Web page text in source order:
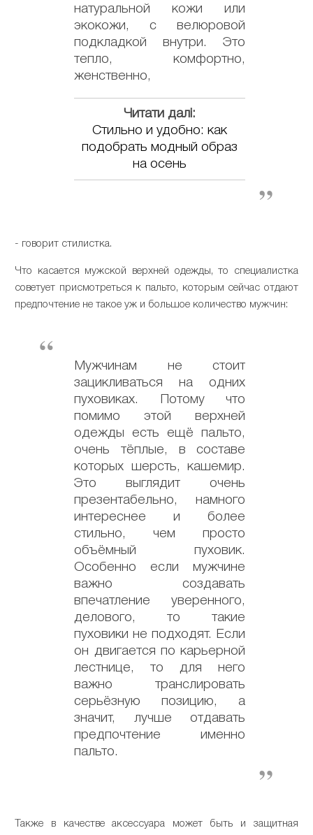
натуральной кожи или
экокожи, с велюровой
подкладкой внутри. Это
тепло, комфортно,
женственно,
Читати далі:
Стильно и удобно: как
подобрать модный образ
на осень
- говорит стилистка.
Что касается мужской верхней одежды, то специалистка
советует присмотреться к пальто, которым сейчас отдают
предпочтение не такое уж и большое количество мужчин:
Мужчинам не стоит
зацикливаться на одних
пуховиках. Потому что
помимо этой верхней
одежды есть ещё пальто,
очень тёплые, в составе
которых шерсть, кашемир.
Это выглядит очень
презентабельно, намного
интереснее и более
стильно, чем просто
объёмный пуховик.
Особенно если мужчине
важно создавать
впечатление уверенного,
делового, то такие
пуховики не подходят. Если
он двигается по карьерной
лестнице, то для него
важно транслировать
серьёзную позицию, а
значит, лучше отдавать
предпочтение именно
пальто.
Также в качестве аксессуара может быть и защитная